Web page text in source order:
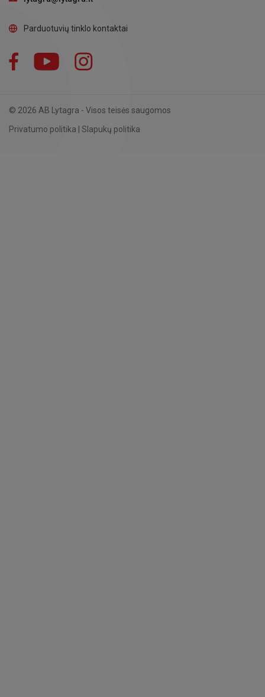
Parduotuvių tinklo kontaktai
Facebook YouTube
© 2026 AB Lytagra - Visos teisės saugomos
Privatumo politika
Slapukų politika